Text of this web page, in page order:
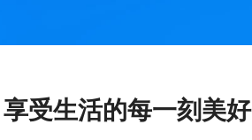
受生活的每一刻美好